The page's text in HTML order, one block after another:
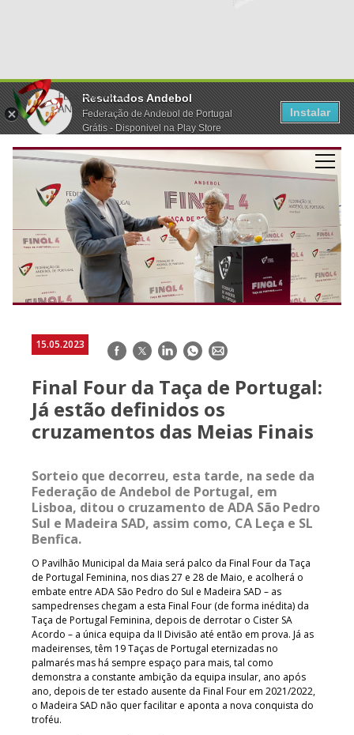
Resultados Andebol
Federação de Andebol de Portugal
Grátis - Disponivel na Play Store
Instalar
15.05.2023 Facebook
TwitterLinkedInWhatsApp
E-
Final Four da Taça de Portugal:
Já estão definidos os
cruzamentos das Meias Finais
Sorteio que decorreu, esta tarde, na sede da
Federação de Andebol de Portugal, em
Lisboa, ditou o cruzamento de ADA São Pedro
Sul e Madeira SAD, assim como, CA Leça e SL
Benfica.
O Pavilhão Municipal da Maia será palco da Final Four da Taça
de Portugal Feminina, nos dias 27 e 28 de Maio, e acolherá o
embate entre ADA São Pedro do Sul e Madeira SAD – as
sampedrenses chegam a esta Final Four (de forma inédita) da
Taça de Portugal Feminina, depois de derrotar o Cister SA
Acordo – a única equipa da II Divisão até então em prova. Já as
madeirenses, têm 19 Taças de Portugal eternizadas no
palmarés mas há sempre espaço para mais, tal como
demonstra a constante ambição da equipa insular, ano após
ano, depois de ter estado ausente da Final Four em 2021/2022,
o Madeira SAD não quer facilitar e aponta a nova conquista do
troféu.